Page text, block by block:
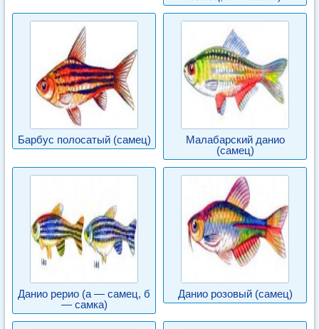
Барбус полосатый (самец)
Малабарский данио
(самец)
Данио рерио (а — самец, б
— самка)
Данио розовый (самец)